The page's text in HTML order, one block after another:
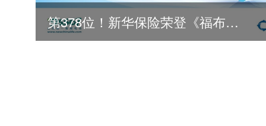
第378位！新华保险荣登《福布斯》全球500强